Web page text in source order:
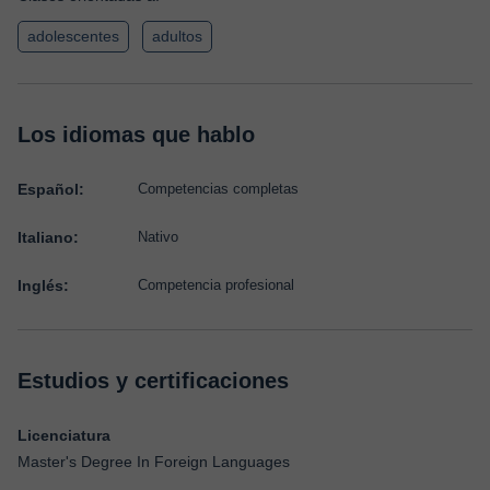
adolescentes adultos
Los idiomas que hablo
Español: Competencias completas
Italiano: Nativo
Inglés: Competencia profesional
Estudios y certificaciones
Licenciatura
Master's Degree In Foreign Languages